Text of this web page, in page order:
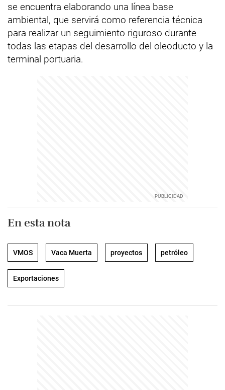
se encuentra elaborando una línea base
ambiental, que servirá como referencia técnica
para realizar un seguimiento riguroso durante
todas las etapas del desarrollo del oleoducto y la
terminal portuaria.
En esta nota
VMOS Vaca Muerta proyectos petróleo
Exportaciones